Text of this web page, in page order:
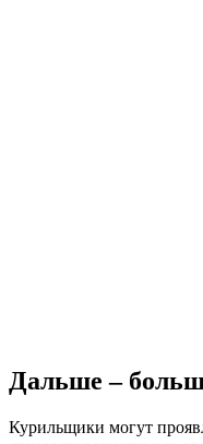
Дальше –
Курильщики могут